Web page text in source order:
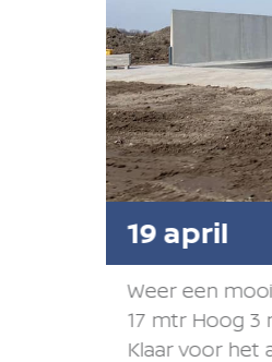
19 april
Weer een
17 mtr Hoog 3
Klaar voor het